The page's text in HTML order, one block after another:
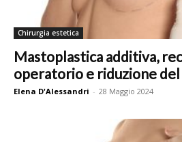
Chirurgia estetica
Mastoplastica additiva,
operatorio e riduzione
Elena D'Alessandri - 28 Maggio 2024